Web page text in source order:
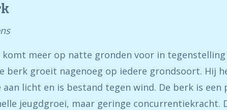
komt meer op natte gronden voor in
berk groeit nagenoeg op iedere grondsoort. Hij
licht en is bestand tegen wind. De berk is een
jeugdgroei, maar geringe concurrentiekracht.